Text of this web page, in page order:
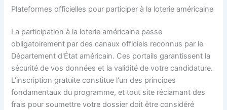
Plateformes officielles pour participer à la loterie américaine
La participation à la loterie américaine passe
obligatoirement par des canaux officiels reconnus par le
Département d'État américain. Ces portails garantissent la
sécurité de vos données et la validité de votre candidature.
L'inscription gratuite constitue l'un des principes
fondamentaux du programme, et tout site réclamant des
frais pour soumettre votre dossier doit être considéré